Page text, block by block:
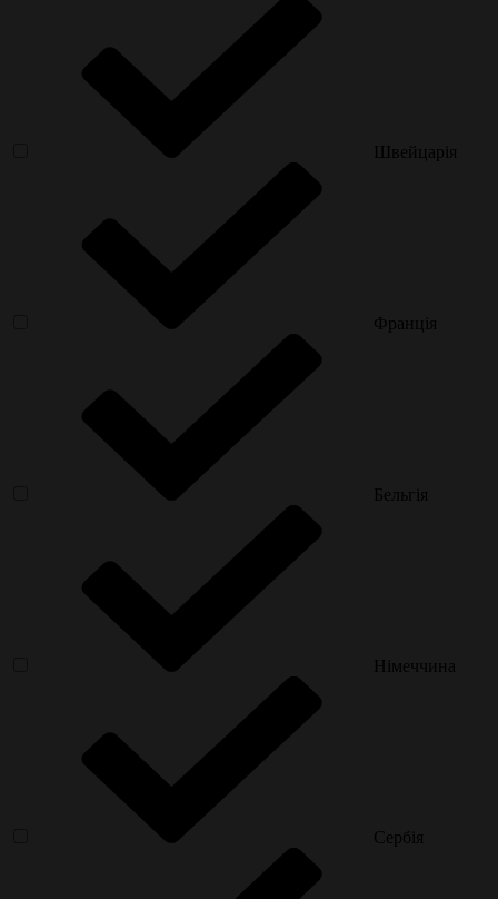
Швейцарія
Франція
Бельгія
Німеччина
Сербія